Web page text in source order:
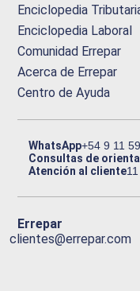
Enciclopedia
Enciclopedia Laboral
Comunidad Errepar
Acerca de Errepar
Centro de Ayuda
WhatsApp+54 9 11
Consultas de
Atención al cliente
Errepar
clientes@errepar.com